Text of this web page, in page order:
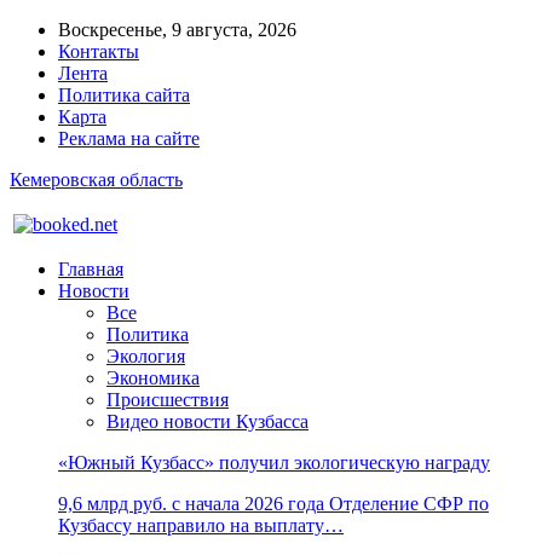
Воскресенье, 9 августа, 2026
Контакты
Лента
Политика сайта
Карта
Реклама на сайте
Кемеровская область
Главная
Новости
Все
Политика
Экология
Экономика
Происшествия
Видео новости Кузбасса
«Южный Кузбасс» получил экологическую награду
9,6 млрд руб. с начала 2026 года Отделение СФР по
Кузбассу направило на выплату…